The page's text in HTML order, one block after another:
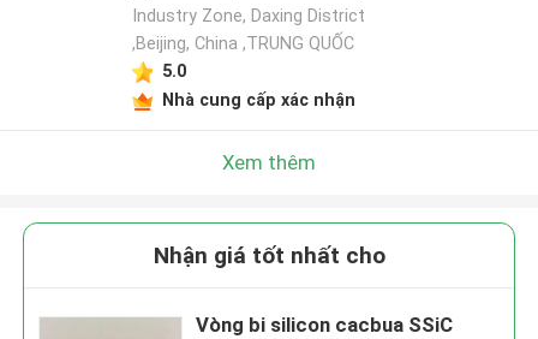
Industry Zone, Daxing District
,Beijing, China ,TRUNG QUỐC
5.0
Nhà cung cấp xác nhận
Xem thêm
Nhận giá tốt nhất cho
Vòng bi silicon cacbua SSiC